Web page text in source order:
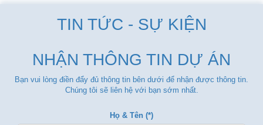
TIN TỨC - SỰ KIỆN
NHẬN THÔNG TIN DỰ ÁN
Bạn vui lòng điền đẩy đủ thông tin bên dưới để nhận được thông tin.
Chúng tôi sẽ liên hệ với bạn sớm nhất.
Họ & Tên (*)